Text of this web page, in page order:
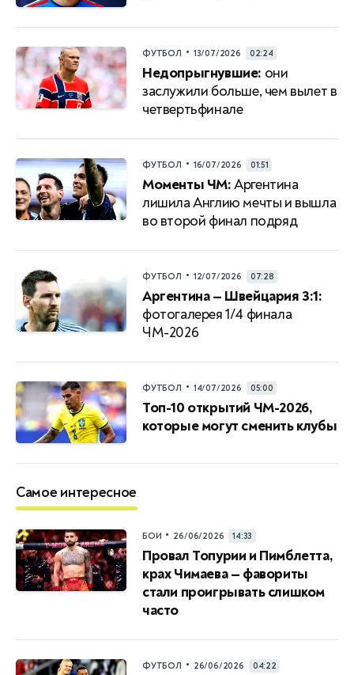
ФУТБОЛ • 13/07/2026 02:24
Недопрыгнувшие: они
заслужили больше, чем вылет в
четвертьфинале
ФУТБОЛ • 16/07/2026 01:51
Моменты ЧМ:Аргентина
лишила Англию мечты и вышла
во второй финал подряд
ФУТБОЛ • 12/07/2026 07:28
Аргентина — Швейцария 3:1:
фотогалерея 1/4 финала
ЧМ-2026
ФУТБОЛ • 14/07/2026 05:00
Топ-10 открытий ЧМ-2026,
которые могут сменить клубы
Самое интересное
БОИ • 26/06/2026 14:33
Провал Топурии и Пимблетта,
крах Чимаева — фавориты
стали проигрывать слишком
часто
ФУТБОЛ • 26/06/2026 04:22